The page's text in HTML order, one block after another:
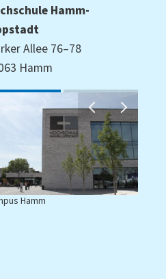
Hamm-
Allee 76–78
Hamm
Hamm